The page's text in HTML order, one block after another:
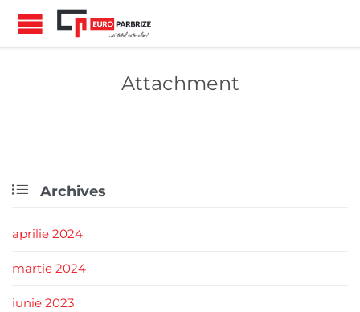
Attachment
 Archives
aprilie 2024
martie 2024
iunie 2023